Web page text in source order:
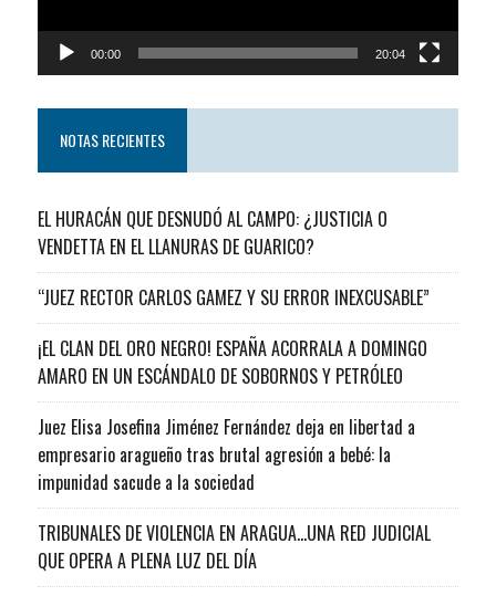
00:00 20:04
NOTAS RECIENTES
EL HURACÁN QUE DESNUDÓ AL CAMPO: ¿JUSTICIA O
VENDETTA EN EL LLANURAS DE GUARICO?
“JUEZ RECTOR CARLOS GAMEZ Y SU ERROR INEXCUSABLE”
¡EL CLAN DEL ORO NEGRO! ESPAÑA ACORRALA A DOMINGO
AMARO EN UN ESCÁNDALO DE SOBORNOS Y PETRÓLEO
Juez Elisa Josefina Jiménez Fernández deja en libertad a
empresario aragueño tras brutal agresión a bebé: la
impunidad sacude a la sociedad
TRIBUNALES DE VIOLENCIA EN ARAGUA…UNA RED JUDICIAL
QUE OPERA A PLENA LUZ DEL DÍA